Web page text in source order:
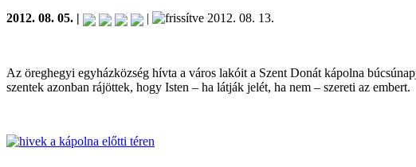
2012. 08. 05. | | 2012. 08. 13.
Az öreghegyi egyházközség hívta a város lakóit a Szent Donát kápolna
szentek azonban rájöttek, hogy Isten – ha látják jelét, ha nem – szereti az embert.